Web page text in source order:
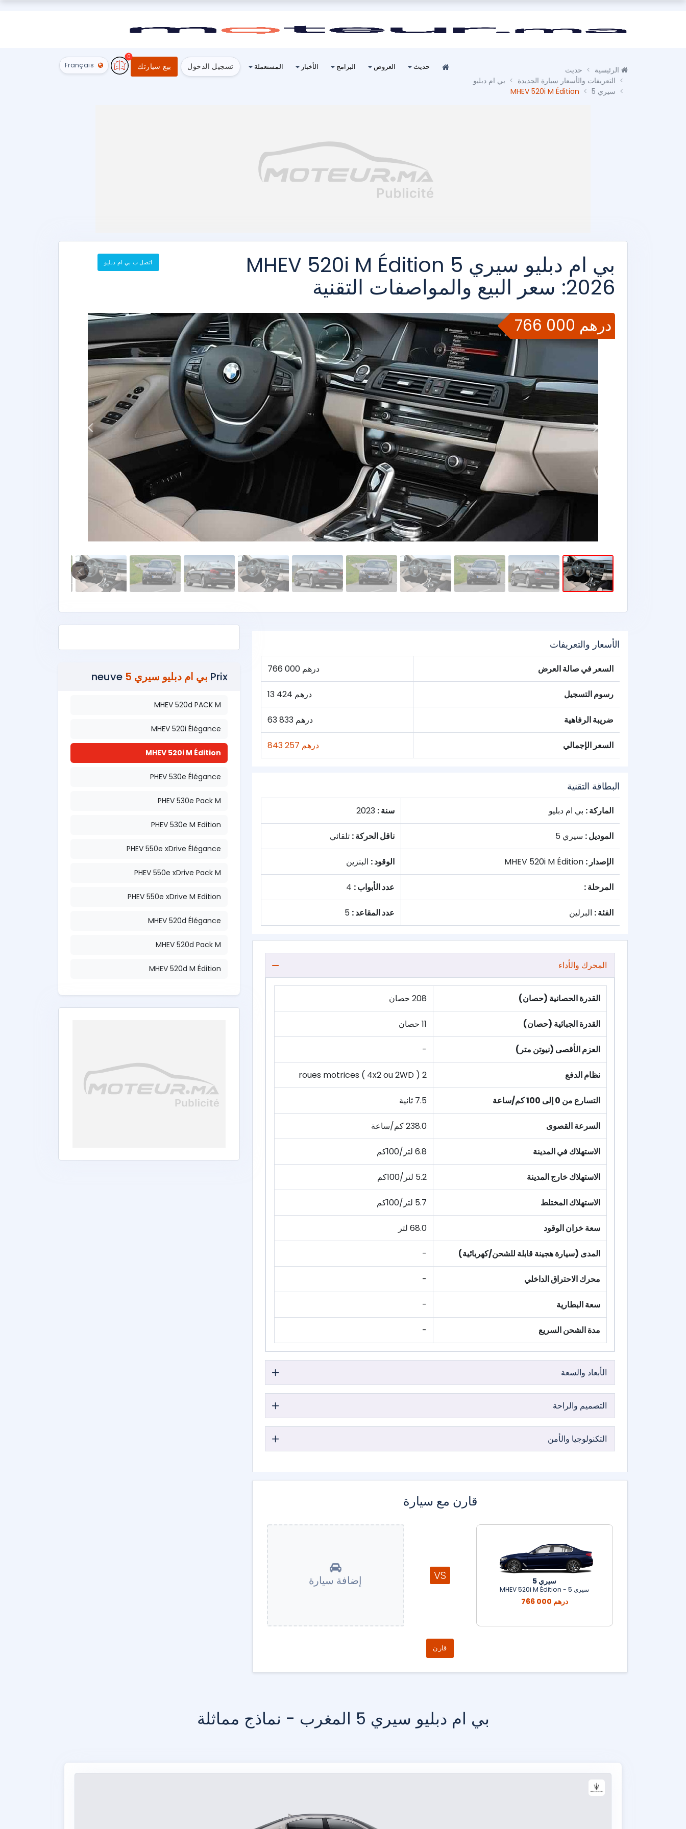
حديث العروض البرامج الأخبار المستعملة تسجيل الدخول بيع سيارتك
0
Français
حديث
التعريفات والأسعار سيارة الجديدة
بي ام دبليو
سيري 5
MHEV 520i M Édition
بي ام دبليو سيري 5 MHEV 520i M Édition
2026: سعر البيع والمواصفات التقنية
اتصل ب بي ام دبليو
766 000 درهم
الأسعار والتعريفات
السعر في صالة العرض 766 000 درهم
رسوم التسجيل 13 424 درهم
ضريبة الرفاهية 63 833 درهم
السعر الإجمالي 843 257 درهم
البطاقة التقنية
الماركة : بي ام دبليو سنة :
الموديل : سيري 5 ناقل الحركة : تلقائي
الإصدار : الوقود : البنزين
المرحلة : عدد الأبواب :
الفئة : البرلين عدد المقاعد :
المحرك والأداء
القدرة الحصانية (حصان) 208 حصان
القدرة الجبائية (حصان) 11 حصان
العزم الأقصى (نيوتن متر) -
نظام الدفع 2 roues motrices ( 4x2 ou 2WD )
التسارع من 0 إلى 100 كم/ساعة 7.5 ثانية
السرعة القصوى 238.0 كم/ساعة
الاستهلاك في المدينة 6.8 لتر/100كم
الاستهلاك خارج المدينة 5.2 لتر/100كم
الاستهلاك المختلط 5.7 لتر/100كم
سعة خزان الوقود 68.0 لتر
المدى (سيارة هجينة قابلة للشحن/كهربائية) -
محرك الاحتراق الداخلي -
سعة البطارية -
مدة الشحن السريع -
الأبعاد والسعة
التصميم والراحة
التكنولوجيا والأمن
قارن مع سيارة
سيري 5
سيري 5 - MHEV 520i M Édition
766 000 درهم
VS إضافة سيارة
قارن
Prix بي ام دبليو سيري 5
MHEV 520d PACK M
MHEV 520i Élégance
MHEV 520i M Édition
PHEV 530e Élégance
PHEV 530e Pack M
PHEV 530e M Edition
PHEV 550e xDrive Élégance
PHEV 550e xDrive Pack M
PHEV 550e xDrive M Edition
MHEV 520d Élégance
MHEV 520d Pack M
MHEV 520d M Édition
بي ام دبليو سيري 5 المغرب - نماذج مماثلة